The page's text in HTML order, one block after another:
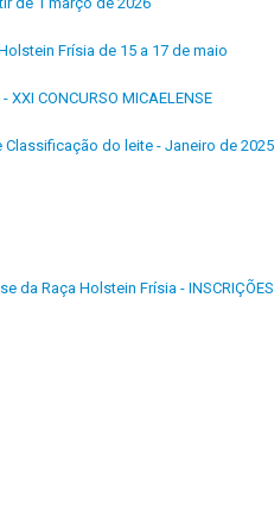
Frísia de 15 a 17 de maio
XXI CONCURSO MICAELENSE
Classificação do leite - Janeiro de 2025
da Raça Holstein Frísia - INSCRIÇÕES